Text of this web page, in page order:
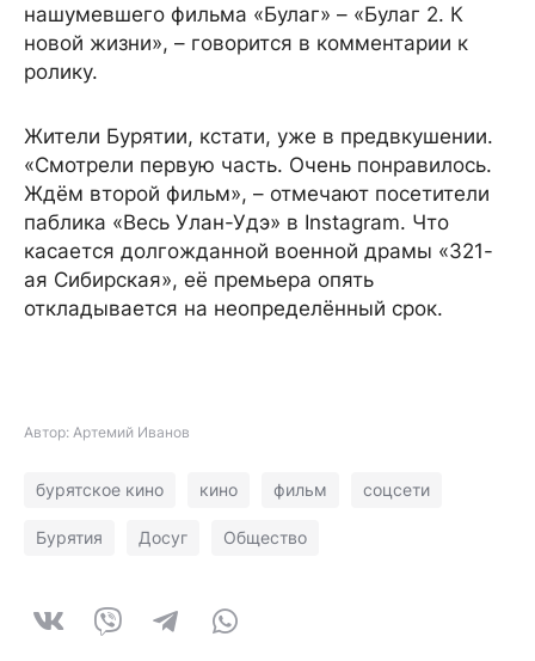
нашумевшего фильма «Булаг» – «Булаг 2. К
новой жизни», – говорится в комментарии к
ролику.
Жители Бурятии, кстати, уже в предвкушении.
«Смотрели первую часть. Очень понравилось.
Ждём второй фильм», – отмечают посетители
паблика «Весь Улан-Удэ» в Instagram. Что
касается долгожданной военной драмы «321-
ая Сибирская», её премьера опять
откладывается на неопределённый срок.
Автор: Артемий Иванов
бурятское кино кино фильм соцсети
Бурятия Досуг Общество